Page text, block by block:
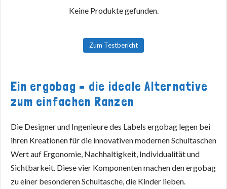
Keine Produkte gefunden.
Zum Testbericht
Ein ergobag – die ideale Alternative
zum einfachen Ranzen
Die Designer und Ingenieure des Labels ergobag legen bei
ihren Kreationen für die innovativen modernen Schultaschen
Wert auf Ergonomie, Nachhaltigkeit, Individualität und
Sichtbarkeit. Diese vier Komponenten machen den ergobag
zu einer besonderen Schultasche, die Kinder lieben.